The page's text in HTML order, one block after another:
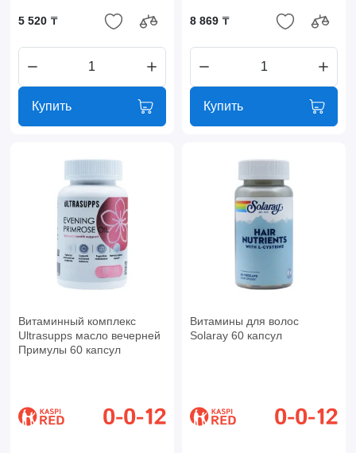
5 520 ₸
Купить
8 869 ₸
Купить
Витаминный комплекс
Ultrasupps масло вечерней
Примулы 60 капсул
Витамины для волос
Solaray 60 капсул